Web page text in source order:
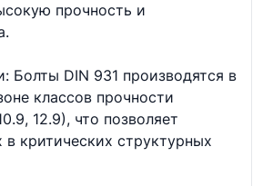
прочность и
Болты DIN 931 производятся в
классов прочности
12.9), что позволяет
в критических структурных